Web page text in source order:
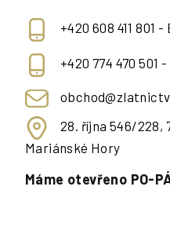
+420 608 411 801
+420 774 470 501
28. října 546/228,
Mariánské Hory
Máme otevřeno PO-